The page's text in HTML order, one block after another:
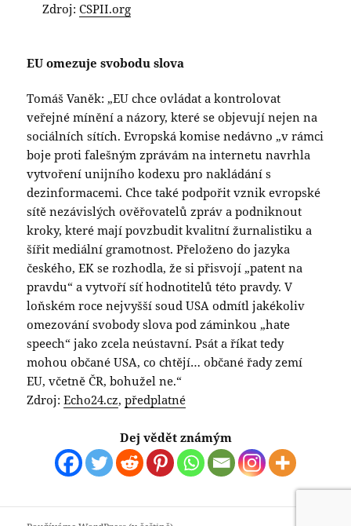
Zdroj:CSPII.org
EU omezuje svobodu slova
Tomáš Vaněk: „EU chce ovládat a kontrolovat
veřejné mínění a názory, které se objevují nejen na
sociálních sítích. Evropská komise nedávno „v rámci
boje proti falešným zprávám na internetu navrhla
vytvoření unijního kodexu pro nakládání s
dezinformacemi. Chce také podpořit vznik evropské
sítě nezávislých ověřovatelů zpráv a podniknout
kroky, které mají povzbudit kvalitní žurnalistiku a
šířit mediální gramotnost. Přeloženo do jazyka
českého, EK se rozhodla, že si přisvojí „patent na
pravdu“ a vytvoří síť hodnotitelů této pravdy. V
loňském roce nejvyšší soud USA odmítl jakékoliv
omezování svobody slova pod záminkou „hate
speech“ jako zcela neústavní. Psát a říkat tedy
mohou občané USA, co chtějí… občané řady zemí
EU, včetně ČR, bohužel ne.“
Zdroj:Echo24.cz,předplatné
Dej vědět známým